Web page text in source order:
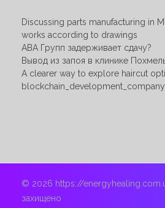
Discussing parts manufacturing in
works according to drawings
АВА Групп задерживает сдачу?
Вывод из запоя в клинике
A clearer way to explore haircut
blockchain_development_company
© 2026 https://
захищено